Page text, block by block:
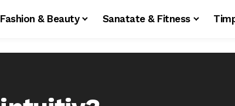
Fashion & Beauty Sanatate & Fitness